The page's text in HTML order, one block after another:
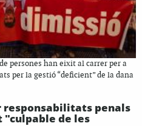
persones han eixit al carrer per a
per la gestió “deficient” de la dana
responsabilitats penals
"culpable de les